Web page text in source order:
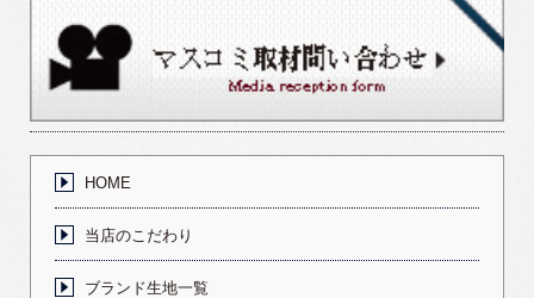
HOME
当店のこだわり
ブランド生地一覧